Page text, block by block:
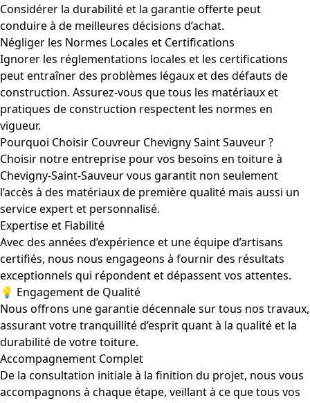
Considérer la durabilité et la garantie offerte peut
conduire à de meilleures décisions d’achat.
Négliger les Normes Locales et Certifications
Ignorer les réglementations locales et les certifications
peut entraîner des problèmes légaux et des défauts de
construction. Assurez-vous que tous les matériaux et
pratiques de construction respectent les normes en
vigueur.
Pourquoi Choisir Couvreur Chevigny Saint Sauveur ?
Choisir notre entreprise pour vos besoins en toiture à
Chevigny-Saint-Sauveur vous garantit non seulement
l’accès à des matériaux de première qualité mais aussi un
service expert et personnalisé.
Expertise et Fiabilité
Avec des années d’expérience et une équipe d’artisans
certifiés, nous nous engageons à fournir des résultats
exceptionnels qui répondent et dépassent vos attentes.
💡 Engagement de Qualité
Nous offrons une garantie décennale sur tous nos travaux,
assurant votre tranquillité d’esprit quant à la qualité et la
durabilité de votre toiture.
Accompagnement Complet
De la consultation initiale à la finition du projet, nous vous
accompagnons à chaque étape, veillant à ce que tous vos